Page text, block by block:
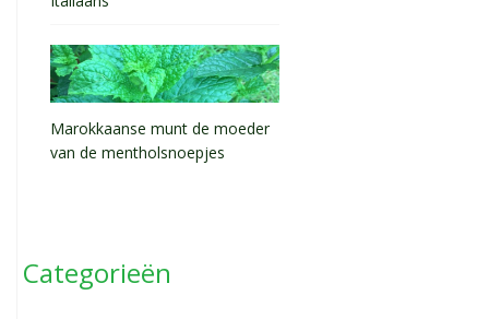
Marokkaanse munt de moeder
van de mentholsnoepjes
Categorieën